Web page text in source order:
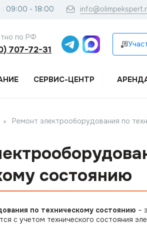
09:00 - 18:00
по РФ
707-72-31
СЕРВИС-ЦЕНТР
» Ремонт электрооборудования по
состоянию
по техническому состоянию –
с учетом технического состояния